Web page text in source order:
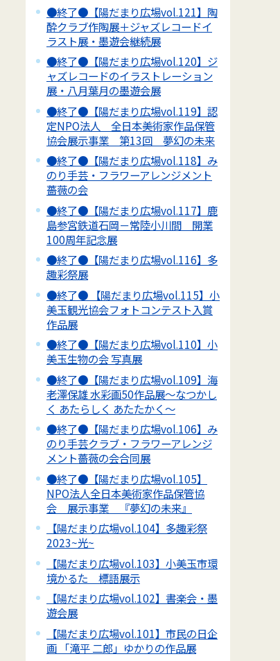
●終了●【陽だまり広場vol.121】陶
酔クラブ作陶展＋ジャズレコードイ
ラスト展・墨遊会継続展
●終了●【陽だまり広場vol.120】ジ
ャズレコードのイラストレーション
展・八月葉月の墨遊会展
●終了●【陽だまり広場vol.119】認
定NPO法人 全日本美術家作品保管
協会展示事業 第13回 夢幻の未来
●終了●【陽だまり広場vol.118】み
のり手芸・フラワーアレンジメント
薔薇の会
●終了●【陽だまり広場vol.117】鹿
島参宮鉄道石岡－常陸小川間 開業
100周年記念展
●終了●【陽だまり広場vol.116】多
趣彩祭展
●終了● 【陽だまり広場vol.115】小
美玉観光協会フォトコンテスト入賞
作品展
●終了●【陽だまり広場vol.110】小
美玉生物の会 写真展
●終了●【陽だまり広場vol.109】海
老澤保雄 水彩画50作品展～なつかし
く あたらしく あたたかく～
●終了●【陽だまり広場vol.106】み
のり手芸クラブ・フラワーアレンジ
メント薔薇の会合同展
●終了●【陽だまり広場vol.105】
NPO法人全日本美術家作品保管協
会 展示事業 『夢幻の未来』
【陽だまり広場vol.104】多趣彩祭
2023~光~
【陽だまり広場vol.103】小美玉市環
境かるた 標語展示
【陽だまり広場vol.102】書楽会・墨
遊会展
【陽だまり広場vol.101】市民の日企
画 「滝平 二郎」ゆかりの作品展